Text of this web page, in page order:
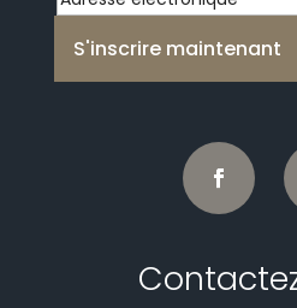
S'inscrire maintenant